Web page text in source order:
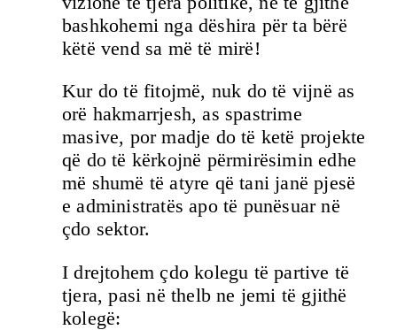
bashkohemi nga dëshira për ta bërë
këtë vend sa më të mirë!
Kur do të fitojmë, nuk do të vijnë as
orë hakmarrjesh, as spastrime
masive, por madje do të ketë projekte
që do të kërkojnë përmirësimin edhe
më shumë të atyre që tani janë pjesë
e administratës apo të punësuar në
çdo sektor.
I drejtohem çdo kolegu të partive të
tjera, pasi në thelb ne jemi të gjithë
kolegë: